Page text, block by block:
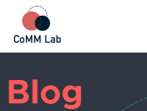
Blog